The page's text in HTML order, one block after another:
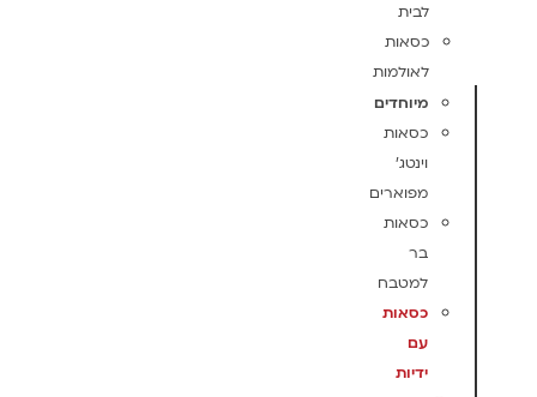
לבית
כסאות
לאולמות
מיוחדים
כסאות
וינטג'
מפוארים
כסאות
בר
למטבח
כסאות
עם
ידיות